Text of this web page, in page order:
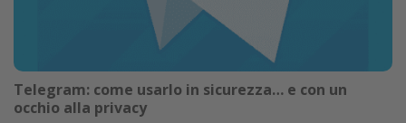
Telegram: come usarlo in sicurezza… e con un
occhio alla privacy